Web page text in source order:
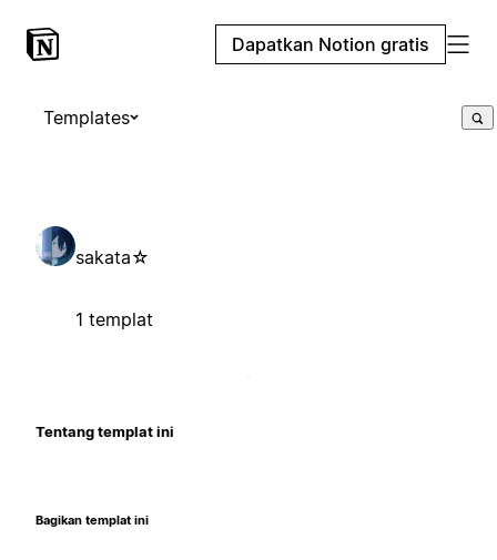
Dapatkan Notion gratis
Templates
sakata⁠☆
1 templat
Tentang templat ini
Bagikan templat ini